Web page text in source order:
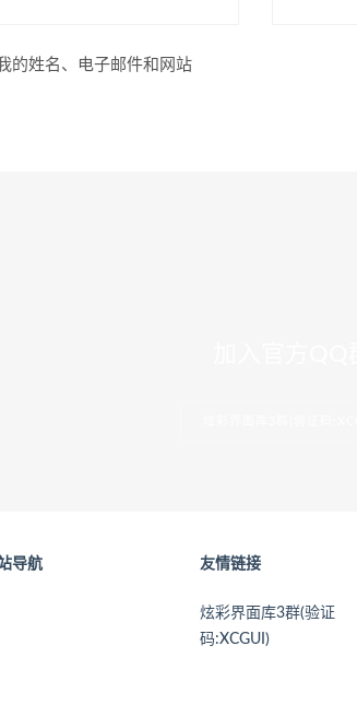
的姓名、电子邮件和网站
导航 友情链接
炫彩界面库3群(验证
码:XCGUI)